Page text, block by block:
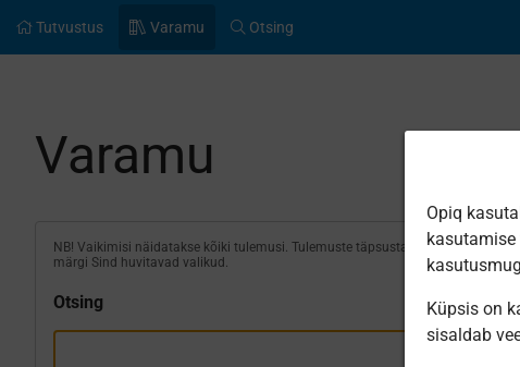
Tutvustus Varamu Otsing
Varamu
NB! Vaikimisi näidatakse kõiki tulemusi. Tulemuste täpsustamiseks
märgi Sind huvitavad valikud.
Otsing
Opiq
Küpsis on
sisaldab